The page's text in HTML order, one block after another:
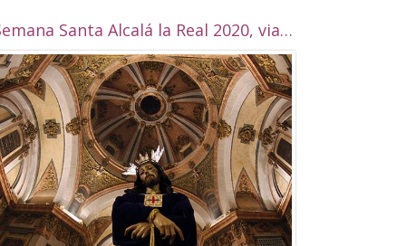
de las actividades que se llevarán a cabo
un recorrido y destacando los edificios más
como puede ser el Palacio Abacial, el
histórico, Biblioteca Municipal, situada en el
convento de Capuchinos, la plaza Pablo de
la Plaza arcipreste de Hita, el Pilar de los
la Plaza de la Mora, el Palacete de la
la Iglesias como Consolación, la Angustias,
Antón, San Juan o el yacimiento de
Herculana, entre otros. Incorpora la visita y
entrada a la Fortaleza de la Mota, con su Iglesia
Semana Santa Alcalá la Real 2020, viaje por Andalucía